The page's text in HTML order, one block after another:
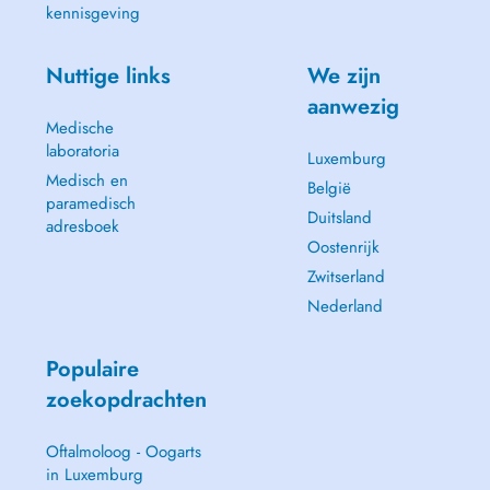
kennisgeving
Nuttige links
Medische
laboratoria
Medisch en
paramedisch
adresboek
We zijn
aanwezig
Luxemburg
België
Duitsland
Oostenrijk
Zwitserland
Nederland
Populaire
zoekopdrachten
Oftalmoloog - Oogarts
in Luxemburg